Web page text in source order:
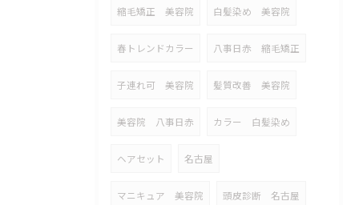
縮毛矯正 美容院 白髪染め 美容院
春トレンドカラー 八事日赤 縮毛矯正
子連れ可 美容院 髪質改善 美容院
美容院 八事日赤 カラー 白髪染め
ヘアセット 名古屋
マニキュア 美容院 頭皮診断 名古屋